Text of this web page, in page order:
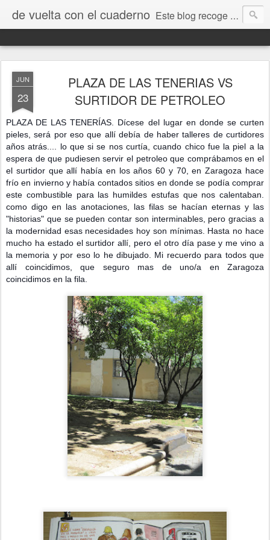
de vuelta con el cuaderno Este blog recoge trabajos, fotos, opiniones y comentarios originados por dibujantes desde el I encuentro "De vuelta con el cuaderno" que tuvo lugar en Jaca en septiembre de 2009.
JUN
23
PLAZA DE LAS TENERIAS VS
SURTIDOR DE PETROLEO
PLAZA DE LAS TENERÍAS. Dícese del lugar en donde se curten
pieles, será por eso que allí debía de haber talleres de curtidores
años atrás.... lo que si se nos curtía, cuando chico fue la piel a la
espera de que pudiesen servir el petroleo que comprábamos en el
el surtidor que allí había en los años 60 y 70, en Zaragoza hace
frío en invierno y había contados sitios en donde se podía comprar
este combustible para las humildes estufas que nos calentaban.
como digo en las anotaciones, las filas se hacían eternas y las
"historias" que se pueden contar son interminables, pero gracias a
la modernidad esas necesidades hoy son mínimas. Hasta no hace
mucho ha estado el surtidor allí, pero el otro día pase y me vino a
la memoria y por eso lo he dibujado. Mi recuerdo para todos que
allí coincidimos, que seguro mas de uno/a en Zaragoza
coincidimos en la fila.